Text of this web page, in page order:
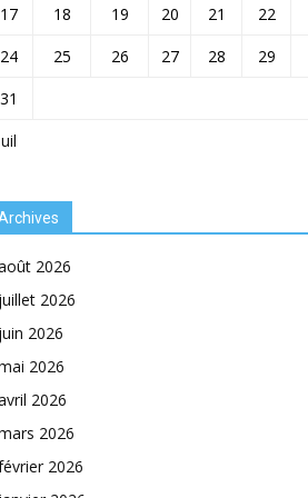
17 18 19 20 21 22
24
25 26 27 28 29
31
2026
2026
2026
2026
2026
2026
2026